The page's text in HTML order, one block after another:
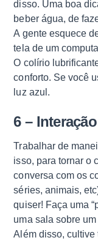
disso. Uma boa
beber água, de
A gente esquece
tela de um
O colírio
conforto. Se você
luz azul.
6 – Interação
Trabalhar de
isso, para tornar o
conversa com os
séries, animais,
quiser! Faça uma
uma sala sobre
Além disso, cultive